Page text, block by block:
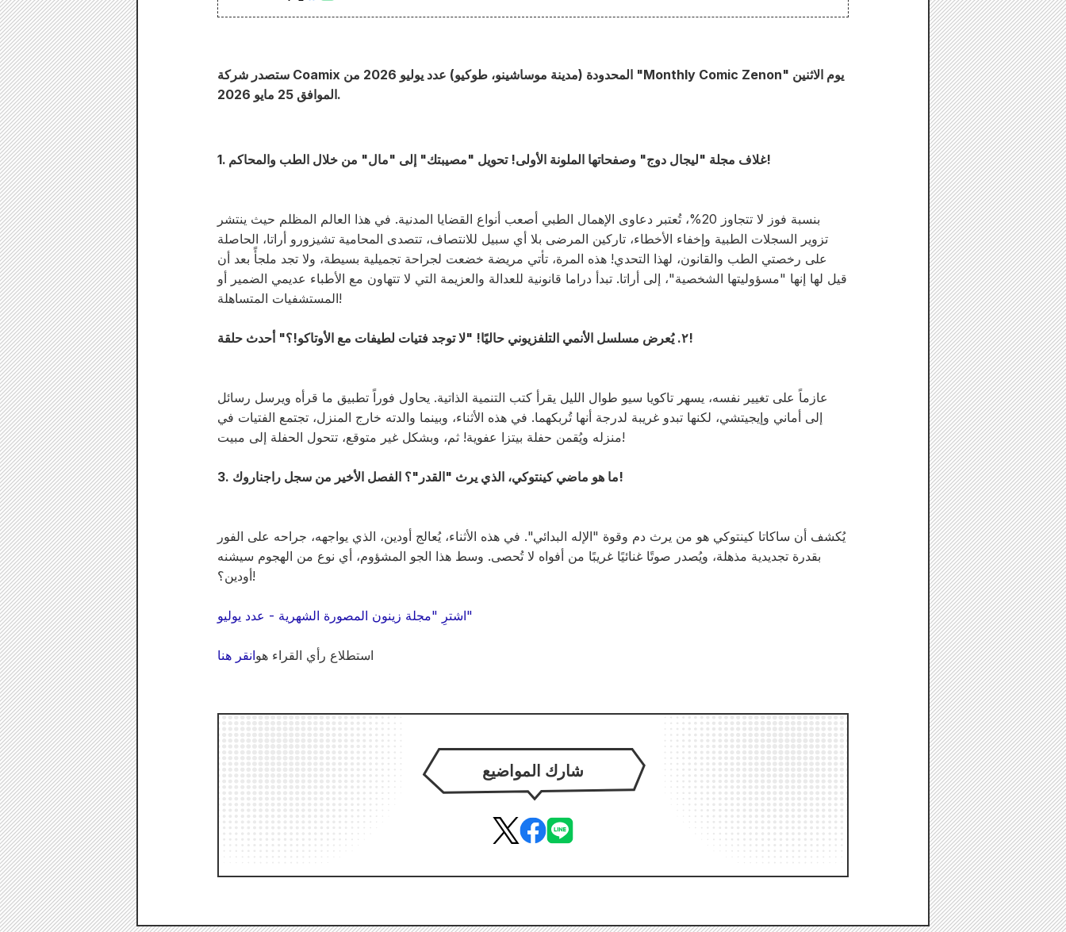
ستصدر شركة Coamix المحدودة (مدينة موساشينو، طوكيو) عدد يوليو 2026 من "Monthly Comic Zenon" يوم الاثنين
الموافق 25 مايو 2026.
1. غلاف مجلة "ليجال دوج" وصفحاتها الملونة الأولى! تحويل "مصيبتك" إلى "مال" من خلال الطب والمحاكم!
بنسبة فوز لا تتجاوز 20%، تُعتبر دعاوى الإهمال الطبي أصعب أنواع القضايا المدنية. في هذا العالم المظلم حيث ينتشر
تزوير السجلات الطبية وإخفاء الأخطاء، تاركين المرضى بلا أي سبيل للانتصاف، تتصدى المحامية تشيزورو أراتا، الحاصلة
على رخصتي الطب والقانون، لهذا التحدي! هذه المرة، تأتي مريضة خضعت لجراحة تجميلية بسيطة، ولا تجد ملجأً بعد أن
قيل لها إنها "مسؤوليتها الشخصية"، إلى أراتا. تبدأ دراما قانونية للعدالة والعزيمة التي لا تتهاون مع الأطباء عديمي الضمير أو
المستشفيات المتساهلة!
٢. يُعرض مسلسل الأنمي التلفزيوني حاليًا! "لا توجد فتيات لطيفات مع الأوتاكو!؟" أحدث حلقة!
عازماً على تغيير نفسه، يسهر تاكويا سيو طوال الليل يقرأ كتب التنمية الذاتية. يحاول فوراً تطبيق ما قرأه ويرسل رسائل
إلى أماني وإيجيتشي، لكنها تبدو غريبة لدرجة أنها تُربكهما. في هذه الأثناء، وبينما والدته خارج المنزل، تجتمع الفتيات في
منزله ويُقمن حفلة بيتزا عفوية! ثم، وبشكل غير متوقع، تتحول الحفلة إلى مبيت!
3. ما هو ماضي كينتوكي، الذي يرث "القدر"؟ الفصل الأخير من سجل راجناروك!
يُكشف أن ساكاتا كينتوكي هو من يرث دم وقوة "الإله البدائي". في هذه الأثناء، يُعالج أودين، الذي يواجهه، جراحه على الفور
بقدرة تجديدية مذهلة، ويُصدر صوتًا غنائيًا غريبًا من أفواه لا تُحصى. وسط هذا الجو المشؤوم، أي نوع من الهجوم سيشنه
أودين؟!
اشترِ "مجلة زينون المصورة الشهرية - عدد يوليو"
استطلاع رأي القراء هوانقر هنا
شارك المواضيع